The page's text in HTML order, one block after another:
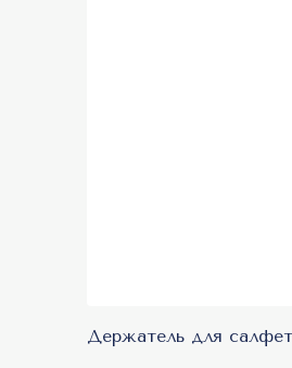
Держатель для